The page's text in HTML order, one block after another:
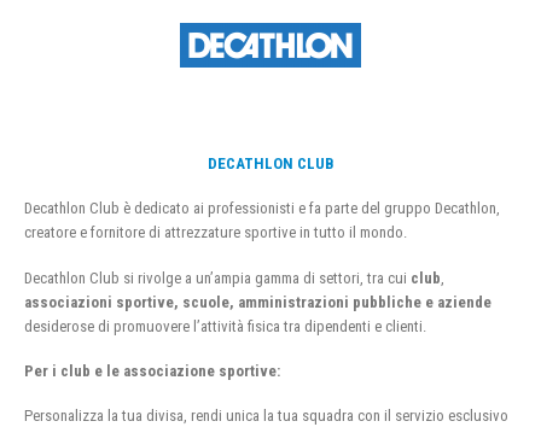
DECATHLON CLUB
Decathlon Club è dedicato ai professionisti e fa parte del gruppo Decathlon,
creatore e fornitore di attrezzature sportive in tutto il mondo.
Decathlon Club si rivolge a un’ampia gamma di settori, tra cui club
associazioni sportive, scuole, amministrazioni pubbliche e aziende
desiderose di promuovere l’attività fisica tra dipendenti e clienti.
Per i club e le associazione sportive:
Personalizza la tua divisa, rendi unica la tua squadra con il servizio esclusivo